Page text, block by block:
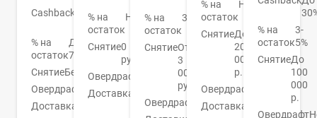
Cashback
До
10%
% на
остаток
До
7%
СнятиеБесплатно
Овердрафт
Нет
Доставка
% на
остаток
Нет
Снятие0
руб.
Овердрафт
Доставка
дней
% на
остаток
3,5%
СнятиеОт
3
000
руб.
Овердрафт
Есть
% на
остаток
Нет
СнятиеДо
20
000
р.
Овердрафт
Доставка
% на
остаток
3-
5%
СнятиеДо
100
000
р.
Овердрафт